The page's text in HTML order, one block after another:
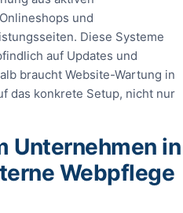
und
Diese Systeme
auf Updates und
braucht Website-Wartung in
das konkrete Setup, nicht nur
Unternehmen in
Webpflege